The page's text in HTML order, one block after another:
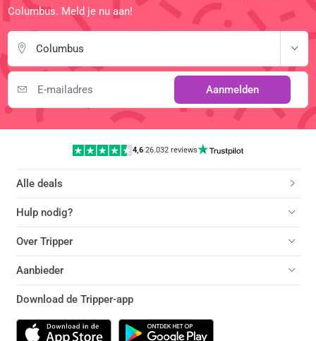
Columbus. Meld je nu aan!
Columbus
Aanmelden
4,6|26.032 reviews
Alle deals
Hulp nodig?
Over Tripper
Aanbieder
Download de Tripper-app